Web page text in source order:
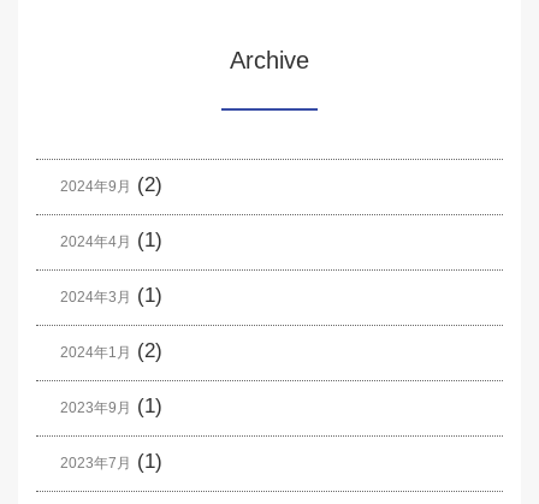
Archive
2024年9月 (2)
2024年4月 (1)
2024年3月 (1)
2024年1月 (2)
2023年9月 (1)
2023年7月 (1)